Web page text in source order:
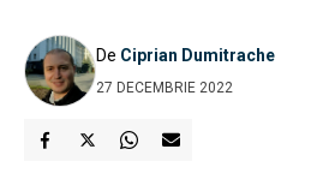
De Ciprian Dumitrache
27 DECEMBRIE 2022